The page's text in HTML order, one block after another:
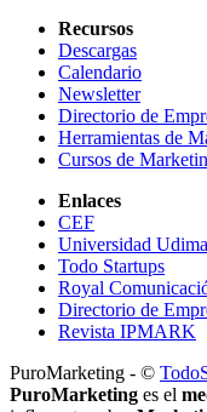
Recursos
Descargas
Calendario
Newsletter
Directorio de
Herramientas de
Cursos de
Enlaces
CEF
Universidad Udima
Todo Startups
Royal
Directorio de
Revista IPMARK
PuroMarketing - ©
PuroMarketing es el